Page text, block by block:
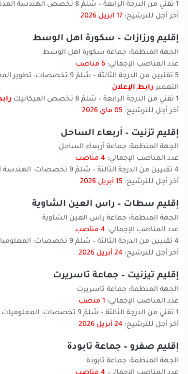
1 تقني من الدرجة الرابعة – سُلمْ 8 تخصص الهندسة المدنية
آخر أجل للترشيح: 17 ابريل 2026
إقليم ورزازات – سكورة اهل الوسط
الجهة المنظمة: جماعة سكورة اهل الوسط
عدد المناصب الإجمالي: 6 مناصب
5 تقنيين من الدرجة
التعمير رابط الإعلان
1 تقني من الدرجة الرابعة – سُلمْ 8 تخصص الميكانيك
آخر أجل للترشيح: 05 ماي 2026
إقليم تزنيت – أربعاء الساحل
الجهة المنظمة: جماعة أربعاء الساحل
عدد المناصب الإجمالي: 4 مناصب
4 تقنيين من الدرجة الثالثة – سُلمْ 9 تخصصات: الهندسة المدنية أو الأشغال الكبرى – تطوير المعلوميات أو التنمية الرقمية
آخر أجل للترشيح: 15 أبريل 2026
إقليم سطات – راس العين الشاوية
الجهة المنظمة: جماعة راس العين الشاوية
عدد المناصب الإجمالي: 4 مناصب
4 تقنيين من الدرجة الثالثة – سُلمْ 9 تخصصات: المعلوميات – الهندسة المدنية
آخر أجل للترشيح: 24 أبريل 2026
إقليم تيزنيت – جماعة تاسريرت
الجهة المنظمة: جماعة تاسريرت
عدد المناصب الإجمالي: 1 منصب
1 تقني من الدرجة الثالثة – سُلمْ 9 تخصصات: المعلوميات
آخر أجل للترشيح: 24 أبريل 2026
إقليم صفرو – جماعة تابودة
الجهة المنظمة: جماعة تابودة